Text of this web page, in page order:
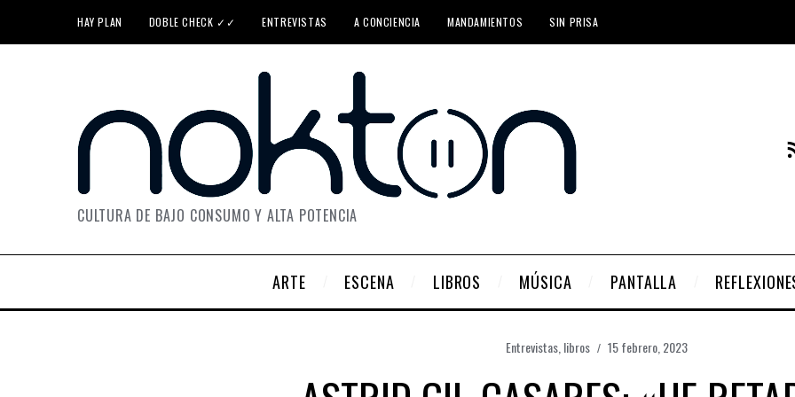
HAY PLAN DOBLE CHECK ✓✓ ENTREVISTAS A CONCIENCIA MANDAMIENTOS SIN PRISA
CULTURA DE BAJO CONSUMO Y ALTA POTENCIA
ARTE ESCENA LIBROS MÚSICA PANTALLA
Entrevistas, libros 15 febrero, 2023